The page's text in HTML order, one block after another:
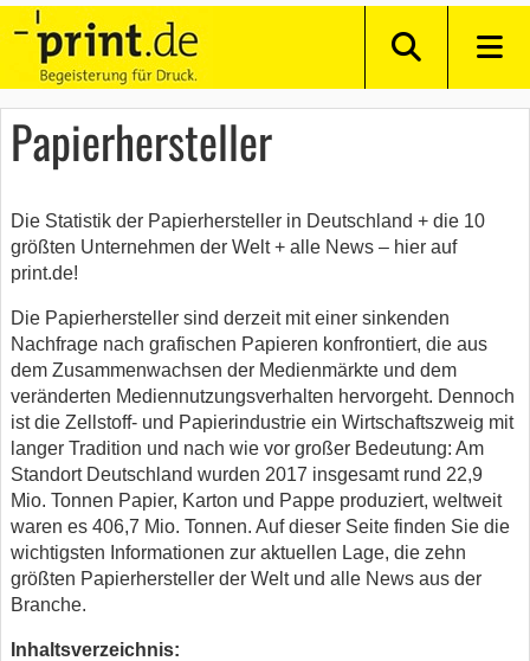
Papierhersteller
Die Statistik der Papierhersteller in Deutschland + die 10
größten Unternehmen der Welt + alle News – hier auf
print.de!
Die Papierhersteller sind derzeit mit einer sinkenden
Nachfrage nach grafischen Papieren konfrontiert, die aus
dem Zusammenwachsen der Medienmärkte und dem
veränderten Mediennutzungsverhalten hervorgeht. Dennoch
ist die Zellstoff- und Papierindustrie ein Wirtschaftszweig mit
langer Tradition und nach wie vor großer Bedeutung: Am
Standort Deutschland wurden 2017 insgesamt rund 22,9
Mio. Tonnen Papier, Karton und Pappe produziert, weltweit
waren es 406,7 Mio. Tonnen. Auf dieser Seite finden Sie die
wichtigsten Informationen zur aktuellen Lage, die zehn
größten Papierhersteller der Welt und alle News aus der
Branche.
Inhaltsverzeichnis: